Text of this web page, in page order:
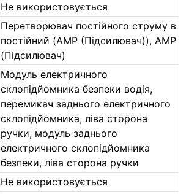
Не використовується
Перетворювач постійного струму в
постійний (AMP (Підсилювач)), AMP
(Підсилювач)
Модуль електричного
склопідйомника безпеки водія,
перемикач заднього електричного
склопідйомника, ліва сторона
ручки, модуль заднього
електричного склопідйомника
безпеки, ліва сторона ручки
Не використовується